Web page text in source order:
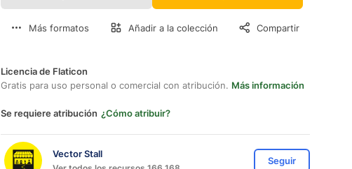
Más formatos Añadir a la colección Compartir
Licencia de Flaticon
Gratis para uso personal o comercial con atribución. Más información
Se requiere atribución ¿Cómo atribuir?
Vector Stall
Seguir